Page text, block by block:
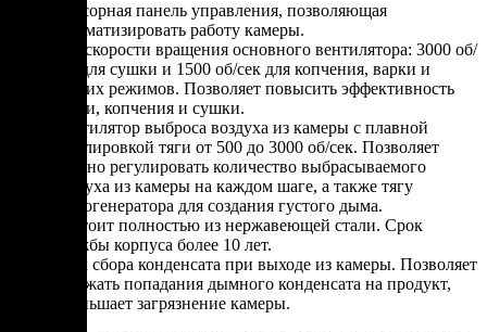
Сенсорная панель управления, позволяющая
автоматизировать работу камеры.
Две скорости вращения основного вентилятора: 3000 об/
сек для сушки и 1500 об/сек для копчения, варки и
других режимов. Позволяет повысить эффективность
варки, копчения и сушки.
Вентилятор выброса воздуха из камеры с плавной
регулировкой тяги от 500 до 3000 об/сек. Позволяет
плавно регулировать количество выбрасываемого
воздуха из камеры на каждом шаге, а также тягу
дымогенератора для создания густого дыма.
Состоит полностью из нержавеющей стали. Срок
службы корпуса более 10 лет.
Блок сбора конденсата при выходе из камеры. Позволяет
избежать попадания дымного конденсата на продукт,
уменьшает загрязнение камеры.